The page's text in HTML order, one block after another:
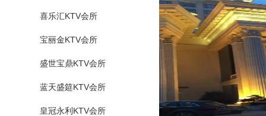
喜乐汇KTV会所
宝丽金KTV会所
盛世宝鼎KTV会所
蓝天盛筵KTV会所
皇冠永利KTV会所